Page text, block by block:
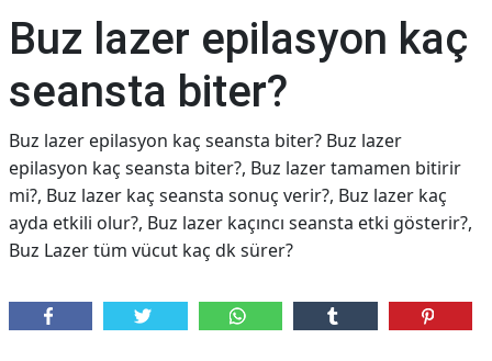
Buz lazer epilasyon kaç
seansta biter?
Buz lazer epilasyon kaç seansta biter? Buz lazer
epilasyon kaç seansta biter?, Buz lazer tamamen bitirir
mi?, Buz lazer kaç seansta sonuç verir?, Buz lazer kaç
ayda etkili olur?, Buz lazer kaçıncı seansta etki gösterir?,
Buz Lazer tüm vücut kaç dk sürer?